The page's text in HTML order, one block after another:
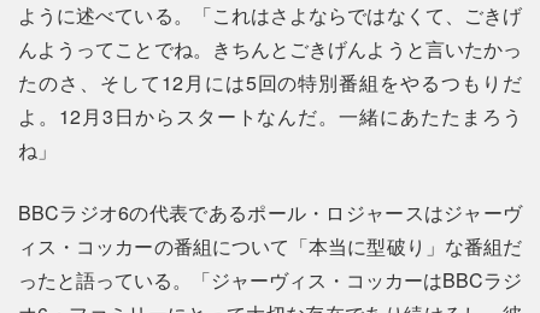
ように述べている。「これはさよならではなくて、ごきげ
んようってことでね。きちんとごきげんようと言いたかっ
たのさ、そして12月には5回の特別番組をやるつもりだ
よ。12月3日からスタートなんだ。一緒にあたたまろう
ね」
BBCラジオ6の代表であるポール・ロジャースはジャーヴ
ィス・コッカーの番組について「本当に型破り」な番組だ
ったと語っている。「ジャーヴィス・コッカーはBBCラジ